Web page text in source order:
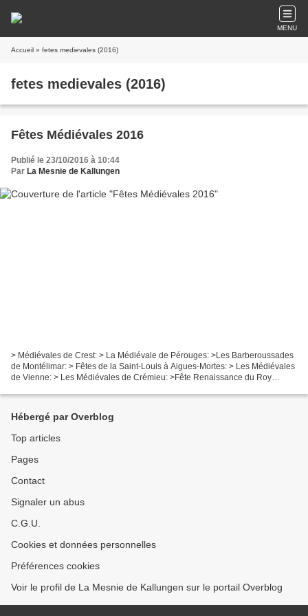
MENU
Accueil » fetes medievales (2016)
fetes medievales (2016)
Fêtes Médiévales 2016
Publié le 23/10/2016 à 10:44
Par La Mesnie de Kallungen
> Médiévales de Crest: > La Médiévale de Pérouges: >Les Barberoussades
de Montélimar: > Fêtes de la Saint-Louis à Aigues-Mortes: > Les Médiévales
de Vienne: > Les Médiévales de Crémieu: >Fête Renaissance du Roy
Hébergé par Overblog
Top articles
Pages
Contact
Signaler un abus
C.G.U.
Cookies et données personnelles
Préférences cookies
Voir le profil de La Mesnie de Kallungen sur le portail Overblog